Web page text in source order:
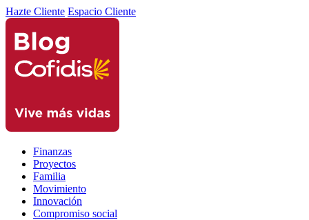
Hazte Cliente Espacio Cliente
Finanzas
Proyectos
Familia
Movimiento
Innovación
Compromiso social